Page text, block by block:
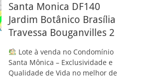
Santa Monica DF140
Jardim Botânico Brasília
Travessa Bouganvilles 2
Lote à venda no Condomínio
Santa Mônica – Exclusividade e
Qualidade de Vida no melhor de